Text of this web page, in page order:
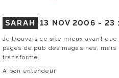
SARAH 13 NOV 2006 -23
Je trouvais ce site mieux avant
pages de pub des magasines,
transforme.
A bon entendeur